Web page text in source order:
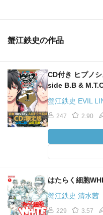
蟹江鉄史の作品
CD付き ヒプノ
side B.B &
蟹江鉄史 EVIL
247 2.90
はたらく細胞
蟹江鉄史 清水茜
229 3.57